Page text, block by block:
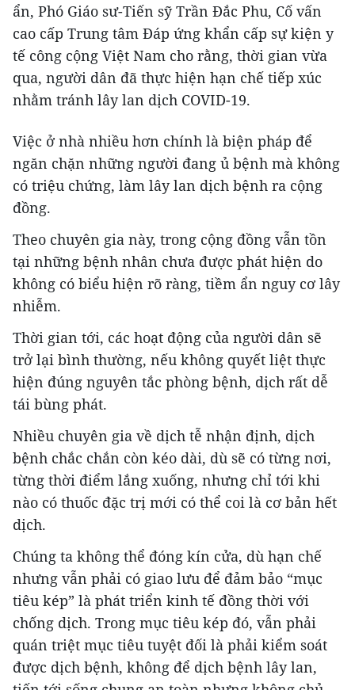
ẩn, Phó Giáo sư-Tiến sỹ Trần Đắc Phu, Cố vấn
cao cấp Trung tâm Đáp ứng khẩn cấp sự kiện y
tế công cộng Việt Nam cho rằng, thời gian vừa
qua, người dân đã thực hiện hạn chế tiếp xúc
nhằm tránh lây lan dịch COVID-19.
Việc ở nhà nhiều hơn chính là biện pháp để
ngăn chặn những người đang ủ bệnh mà không
có triệu chứng, làm lây lan dịch bệnh ra cộng
đồng.
Theo chuyên gia này, trong cộng đồng vẫn tồn
tại những bệnh nhân chưa được phát hiện do
không có biểu hiện rõ ràng, tiềm ẩn nguy cơ lây
nhiễm.
Thời gian tới, các hoạt động của người dân sẽ
trở lại bình thường, nếu không quyết liệt thực
hiện đúng nguyên tắc phòng bệnh, dịch rất dễ
tái bùng phát.
Nhiều chuyên gia về dịch tễ nhận định, dịch
bệnh chắc chắn còn kéo dài, dù sẽ có từng nơi,
từng thời điểm lắng xuống, nhưng chỉ tới khi
nào có thuốc đặc trị mới có thể coi là cơ bản hết
dịch.
Chúng ta không thể đóng kín cửa, dù hạn chế
nhưng vẫn phải có giao lưu để đảm bảo “mục
tiêu kép” là phát triển kinh tế đồng thời với
chống dịch. Trong mục tiêu kép đó, vẫn phải
quán triệt mục tiêu tuyệt đối là phải kiểm soát
được dịch bệnh, không để dịch bệnh lây lan,